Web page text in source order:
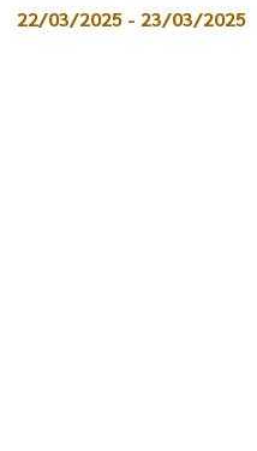
22/03/2025 - 23/03/2025